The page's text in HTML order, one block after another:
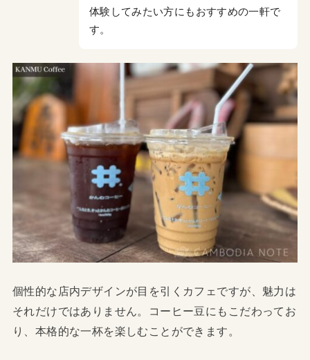
体験してみたい方にもおすすめの一軒で
す。
個性的な店内デザインが目を引くカフェですが、魅力は
それだけではありません。コーヒー豆にもこだわってお
り、本格的な一杯を楽しむことができます。